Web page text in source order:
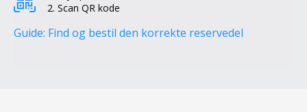
Scan QR kode
Guide: Find og bestil den korrekte reservedel